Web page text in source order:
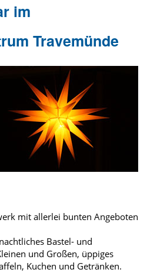
im
Travemünde
mit allerlei bunten Angeboten
Bastel- und
und Großen, üppiges
Kuchen und Getränken.